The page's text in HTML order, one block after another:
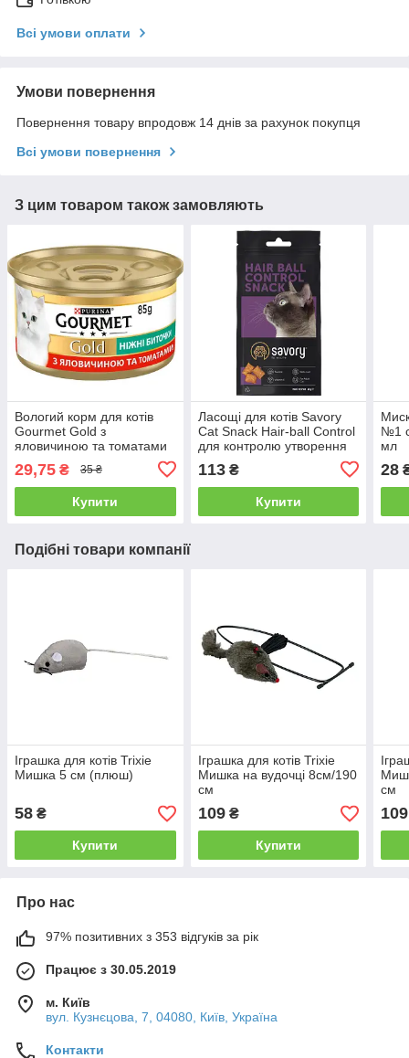
Всі умови оплати
Умови повернення
Повернення товару впродовж 14 днів за рахунок покупця
Всі умови повернення
З цим товаром також замовляють
Вологий корм для котів
Gourmet Gold з
яловичиною та томатами
29,75 ₴ 35 ₴
Купити
Ласощі для котів Savory
Cat Snack Hair-ball Control
для контролю утворення
шерстяних грудочок 60 г
113₴
Купити
№1
мл
28
Подібні товари компанії
Іграшка для котів Trixie
Мишка 5 см (плюш)
58 ₴
Купити
Іграшка для котів Trixie
Мишка на вудочці 8см/190
см
109₴
Купити
см
109
Про нас
97% позитивних з 353 відгуків за рік
Працює з 30.05.2019
м. Київ
вул. Кузнєцова, 7, 04080, Київ, Україна
Контакти